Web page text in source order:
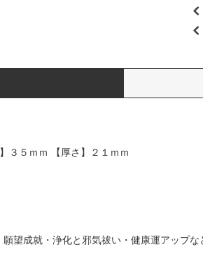
３５ｍｍ 【厚さ】２１ｍｍ
望成就・浄化と邪気祓い・健康運アップな